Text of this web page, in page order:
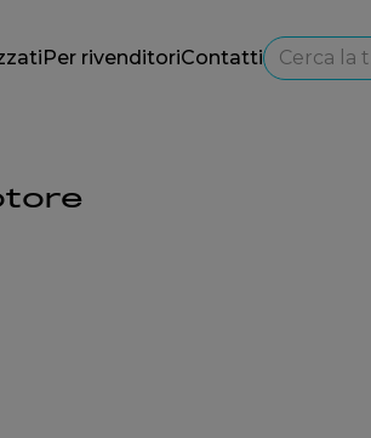
Per rivenditoriContatti Cerca la